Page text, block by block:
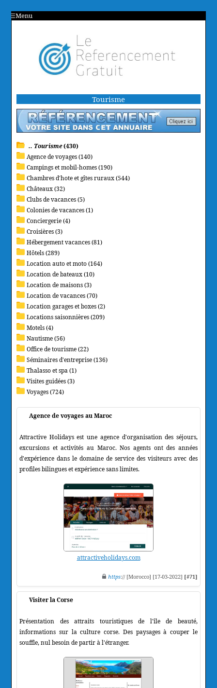
Menu
Tourisme
.. Tourisme(430)
Agence de voyages (140)
Campings et mobil-homes (190)
Chambres d'hote et gîtes ruraux (544)
Châteaux (32)
Clubs de vacances (5)
Colonies de vacances (1)
Conciergerie (4)
Croisières (3)
Hébergement vacances (81)
Hôtels (289)
Location auto et moto (164)
Location de bateaux (10)
Location de maisons (3)
Location de vacances (70)
Location garages et boxes (2)
Locations saisonnières (209)
Motels (4)
Nautisme (56)
Office de tourisme (22)
Séminaires d'entreprise (136)
Thalasso et spa (1)
Visites guidées (3)
Voyages (724)
Agence de voyages au Maroc
Attractive Holidays est une agence d'organisation des séjours,
excursions et activités au Maroc. Nos agents ont des années
d'expérience dans le domaine de service des visiteurs avec des
profiles bilingues et expérience sans limites.
attractiveholidays.com
https:// [Morocco] [17-03-2022] [#71]
Visiter la Corse
Présentation des attraits touristiques de l'île de beauté,
informations sur la culture corse. Des paysages à couper le
souffle, nul besoin de partir à l'étranger.